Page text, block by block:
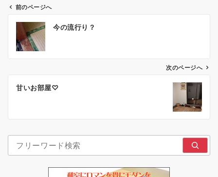
ン
前のページへ
今の流行り？
次のページへ
甘いお部屋♡